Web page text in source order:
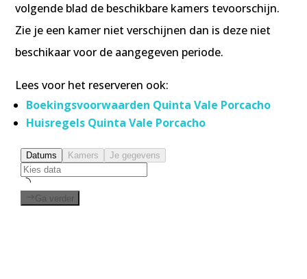
volgende blad de beschikbare kamers tevoorschijn.
Zie je een kamer niet verschijnen dan is deze niet
beschikaar voor de aangegeven periode.
Lees voor het reserveren ook:
Boekingsvoorwaarden Quinta Vale Porcacho
Huisregels Quinta Vale Porcacho